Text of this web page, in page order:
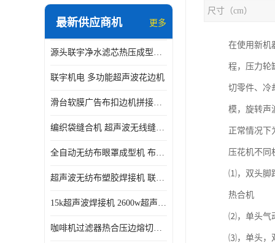
最新供应商机 更多
源头联宇净水滤芯热压成型机器 超声波大功率封边机
联宇机电 多功能超声波花边机
滑台软膜广告布扣边机拼接机用于焊接热合拼接作用
编织袋缝合机 超声波无线缝合机 厂家现货供应
全自动无纺布眼罩成型机 布料海绵眼罩热合切边机
超声波无纺布塑胶焊接机 联宇制造
15k超声波焊接机 2600w超声波焊接机 联宇制造
咖啡机过滤器热合压边熔切机 超声波无纺布喷胶棉热合机
尺寸（cm）
在使用新机
程，压力轮
切零件、冷
模，旋转声
正常情况下
压花机不同
⑴，双头脚
热合机
⑵，单头气
⑶，单头，